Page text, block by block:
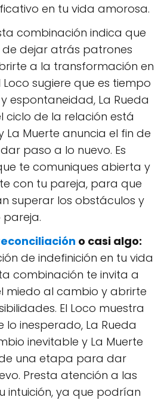
en tu vida amorosa.
combinación indica que
dejar atrás patrones
a la transformación en
Loco sugiere que es tiempo
espontaneidad, La Rueda
ciclo de la relación está
Muerte anuncia el fin de
paso a lo nuevo. Es
te comuniques abierta y
con tu pareja, para que
superar los obstáculos y
o casi algo:
de indefinición en tu vida
combinación te invita a
miedo al cambio y abrirte
El Loco muestra
lo inesperado, La Rueda
inevitable y La Muerte
una etapa para dar
Presta atención a las
intuición, ya que podrían